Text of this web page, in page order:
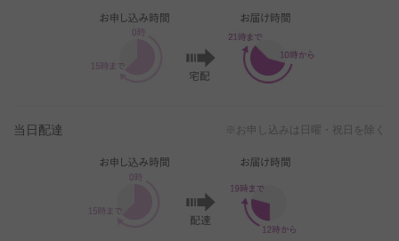
当日配達 ※お申し込みは日曜・祝日を除く